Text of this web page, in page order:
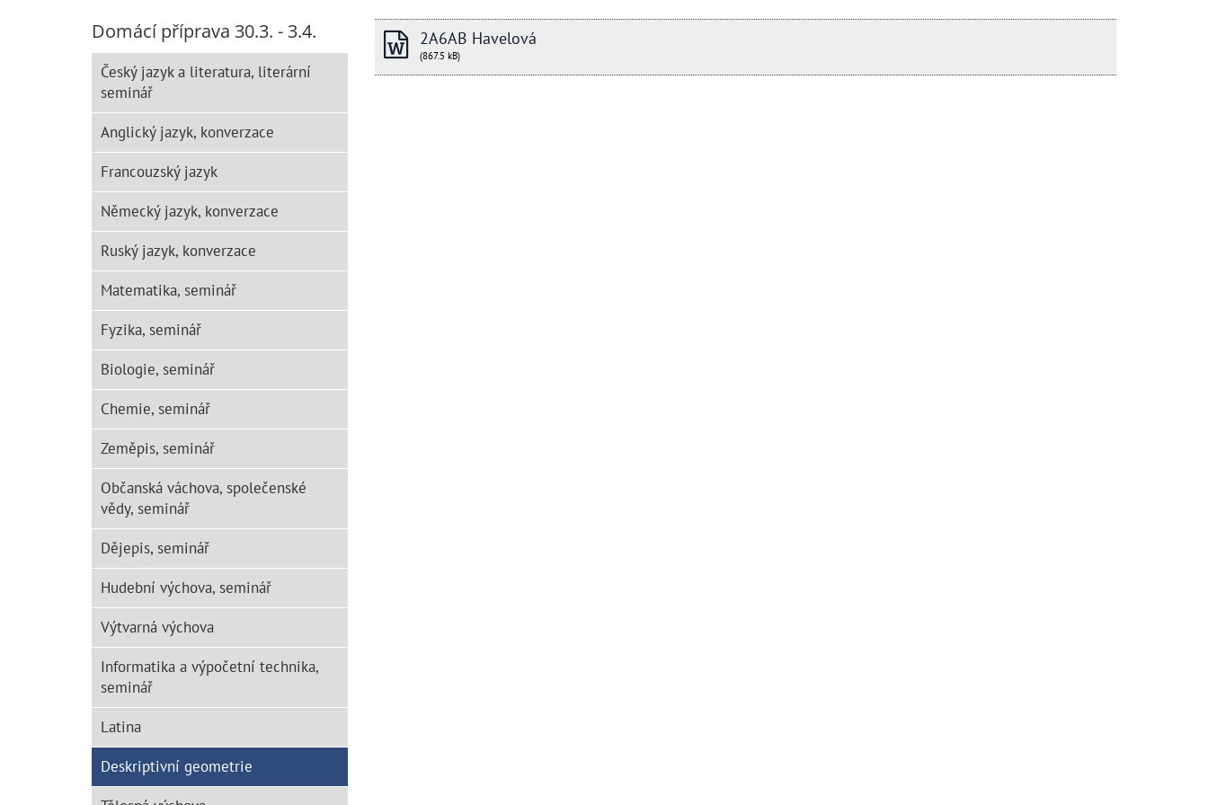
Domácí příprava 30.3. - 3.4.
Český jazyk a literatura, literární
seminář
Anglický jazyk, konverzace
Francouzský jazyk
Německý jazyk, konverzace
Ruský jazyk, konverzace
Matematika, seminář
Fyzika, seminář
Biologie, seminář
Chemie, seminář
Zeměpis, seminář
Občanská váchova, společenské
vědy, seminář
Dějepis, seminář
Hudební výchova, seminář
Výtvarná výchova
Informatika a výpočetní technika,
seminář
Latina
Deskriptivní geometrie
2A6AB Havelová
(867.5 kB)